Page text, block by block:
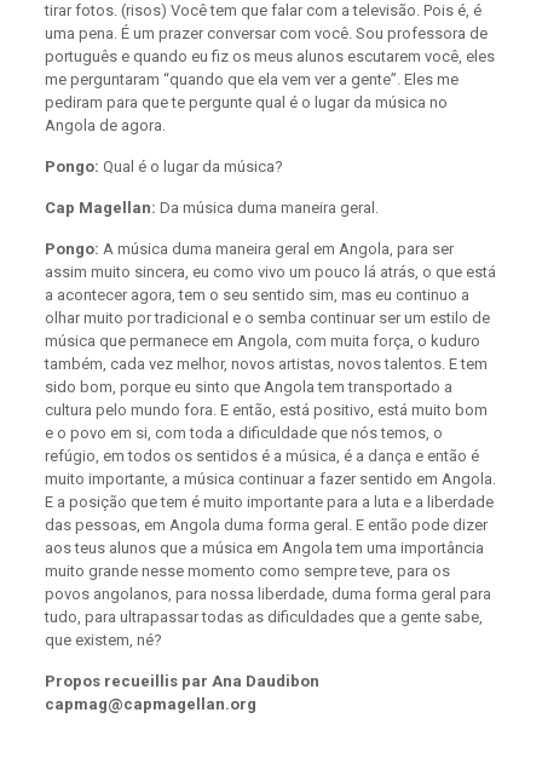
tirar fotos. (risos) Você tem que falar com a televisão. Pois é, é
uma pena. É um prazer conversar com você. Sou professora de
português e quando eu fiz os meus alunos escutarem você, eles
me perguntaram “quando que ela vem ver a gente”. Eles me
pediram para que te pergunte qual é o lugar da música no
Angola de agora.
Pongo: Qual é o lugar da música?
Cap Magellan: Da música duma maneira geral.
Pongo: A música duma maneira geral em Angola, para ser
assim muito sincera, eu como vivo um pouco lá atrás, o que está
a acontecer agora, tem o seu sentido sim, mas eu continuo a
olhar muito por tradicional e o semba continuar ser um estilo de
música que permanece em Angola, com muita força, o kuduro
também, cada vez melhor, novos artistas, novos talentos. E tem
sido bom, porque eu sinto que Angola tem transportado a
cultura pelo mundo fora. E então, está positivo, está muito bom
e o povo em si, com toda a dificuldade que nós temos, o
refúgio, em todos os sentidos é a música, é a dança e então é
muito importante, a música continuar a fazer sentido em Angola.
E a posição que tem é muito importante para a luta e a liberdade
das pessoas, em Angola duma forma geral. E então pode dizer
aos teus alunos que a música em Angola tem uma importância
muito grande nesse momento como sempre teve, para os
povos angolanos, para nossa liberdade, duma forma geral para
tudo, para ultrapassar todas as dificuldades que a gente sabe,
que existem, né?
Propos recueillis par Ana Daudibon
capmag@capmagellan.org